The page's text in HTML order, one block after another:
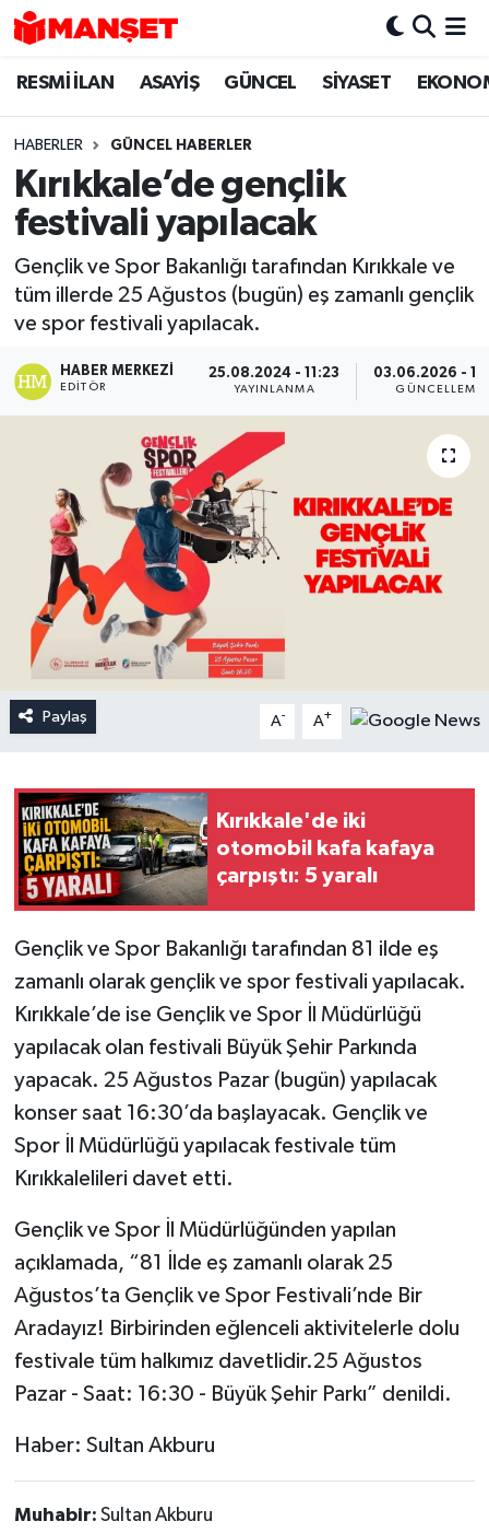
RESMİ İLAN ASAYİŞ GÜNCEL SİYASET
HABERLER GÜNCEL HABERLER
Kırıkkale’de gençlik
festivali yapılacak
Gençlik ve Spor Bakanlığı tarafından Kırıkkale ve
tüm illerde 25 Ağustos (bugün) eş zamanlı gençlik
ve spor festivali yapılacak.
HABER MERKEZI
EDITÖR
25.08.2024 - 11:23
YAYINLANMA
03.06.2026 -
GÜNCELLEME
Paylaş A- A+
Kırıkkale'de iki
otomobil kafa kafaya
çarpıştı: 5 yaralı
Gençlik ve Spor Bakanlığı tarafından 81 ilde eş
zamanlı olarak gençlik ve spor festivali yapılacak.
Kırıkkale’de ise Gençlik ve Spor İl Müdürlüğü
yapılacak olan festivali Büyük Şehir Parkında
yapacak. 25 Ağustos Pazar (bugün) yapılacak
konser saat 16:30’da başlayacak. Gençlik ve
Spor İl Müdürlüğü yapılacak festivale tüm
Kırıkkalelileri davet etti.
Gençlik ve Spor İl Müdürlüğünden yapılan
açıklamada, “81 İlde eş zamanlı olarak 25
Ağustos’ta Gençlik ve Spor Festivali’nde Bir
Aradayız! Birbirinden eğlenceli aktivitelerle dolu
festivale tüm halkımız davetlidir.25 Ağustos
Pazar - Saat: 16:30 - Büyük Şehir Parkı” denildi.
Haber: Sultan Akburu
Muhabir: Sultan Akburu
Hava Durumu
Trafik Durumu
Süper Lig Puan Durumu ve Fikstür
Son Dakika Haberleri
Haber Arşivi